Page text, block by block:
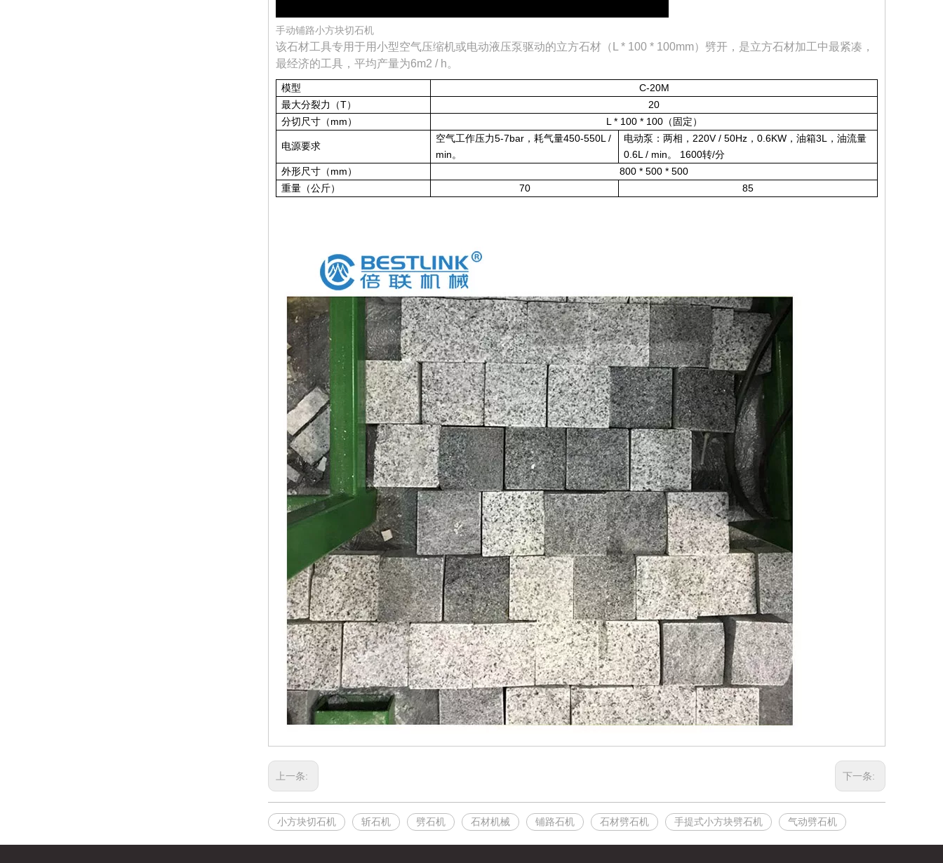
手动铺路小方块切石机
该石材工具专用于用小型空气压缩机或电动液压泵驱动的立方石材（L * 100 * 100mm）劈开，是立方石材加工中最紧凑，
最经济的工具，平均产量为6m2 / h。
模型
C-20M
最大分裂力（T）
20
分切尺寸（mm）
L * 100 * 100（固定）
电源要求
空气工作压力5-7bar，耗气量450-550L /
min。
电动泵：两相，220V / 50Hz，0.6KW，油箱3L，油流量
0.6L / min。 1600转/分
外形尺寸（mm）
800 * 500 * 500
重量（公斤）
70 85
上一条: 下一条:
小方块切石机 斩石机 劈石机 石材机械 铺路石机 石材劈石机 手提式小方块劈石机 气动劈石机